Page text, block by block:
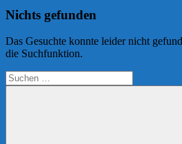
Nichts gefunden
Das Gesuchte konnte leider nicht
die Suchfunktion.
Suchen
nach: